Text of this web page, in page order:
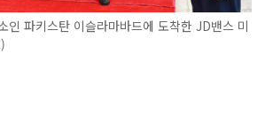
파키스탄 이슬라마바드에 도착한 JD밴스 미